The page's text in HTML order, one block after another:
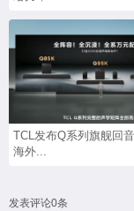
TCL发布Q系列旗舰回
海外...
发表评论0条